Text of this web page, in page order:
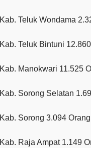
Kab. Teluk Wondama
Kab. Teluk Bintuni
Kab. Manokwari 11.525
Kab. Sorong Selatan
Kab. Sorong 3.094 Orang
Kab. Raja Ampat 1.149